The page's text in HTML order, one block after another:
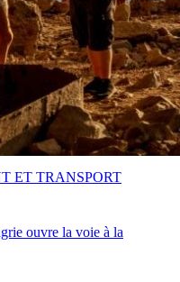
ouvre la voie à la
ET TRANSPORT